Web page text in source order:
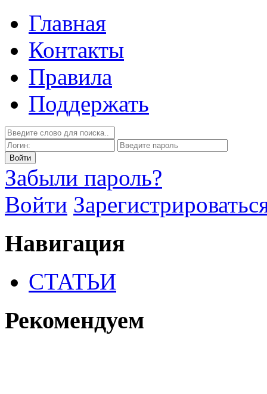
Главная
Контакты
Правила
Поддержать
Забыли пароль?
Войти
Навигация
СТАТЬИ
Рекомендуем